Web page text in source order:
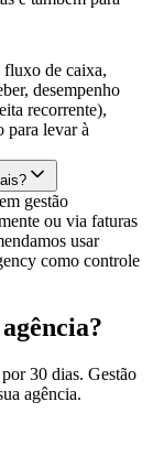
fluxo de caixa,
desempenho
recorrente),
para levar à
gestão
ou via faturas
usar
como controle
30 dias. Gestão
agência.